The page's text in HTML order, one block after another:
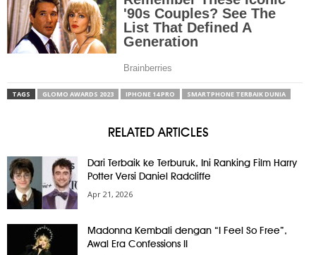
TAGS GLOMO AWARDS 2023 IPHONE 14 PRO SMARTPHONE TERBAIK DUNIA
RELATED ARTICLES
Dari Terbaik ke Terburuk, Ini Ranking Film Harry
Potter Versi Daniel Radcliffe
Apr 21, 2026
Madonna Kembali dengan “I Feel So Free”,
Awal Era Confessions II